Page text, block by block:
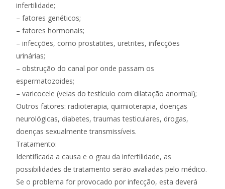
infertilidade;
– fatores genéticos;
– fatores hormonais;
– infecções, como prostatites, uretrites, infecções
urinárias;
– obstrução do canal por onde passam os
espermatozoides;
– varicocele (veias do testículo com dilatação anormal);
Outros fatores: radioterapia, quimioterapia, doenças
neurológicas, diabetes, traumas testiculares, drogas,
doenças sexualmente transmissíveis.
Tratamento:
Identificada a causa e o grau da infertilidade, as
possibilidades de tratamento serão avaliadas pelo médico.
Se o problema for provocado por infecção, esta deverá